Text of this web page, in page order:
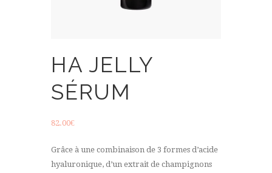
HA JELLY
SÉRUM
82.00€
Grâce à une combinaison de 3 formes d’acide
hyaluronique, d’un extrait de champignons